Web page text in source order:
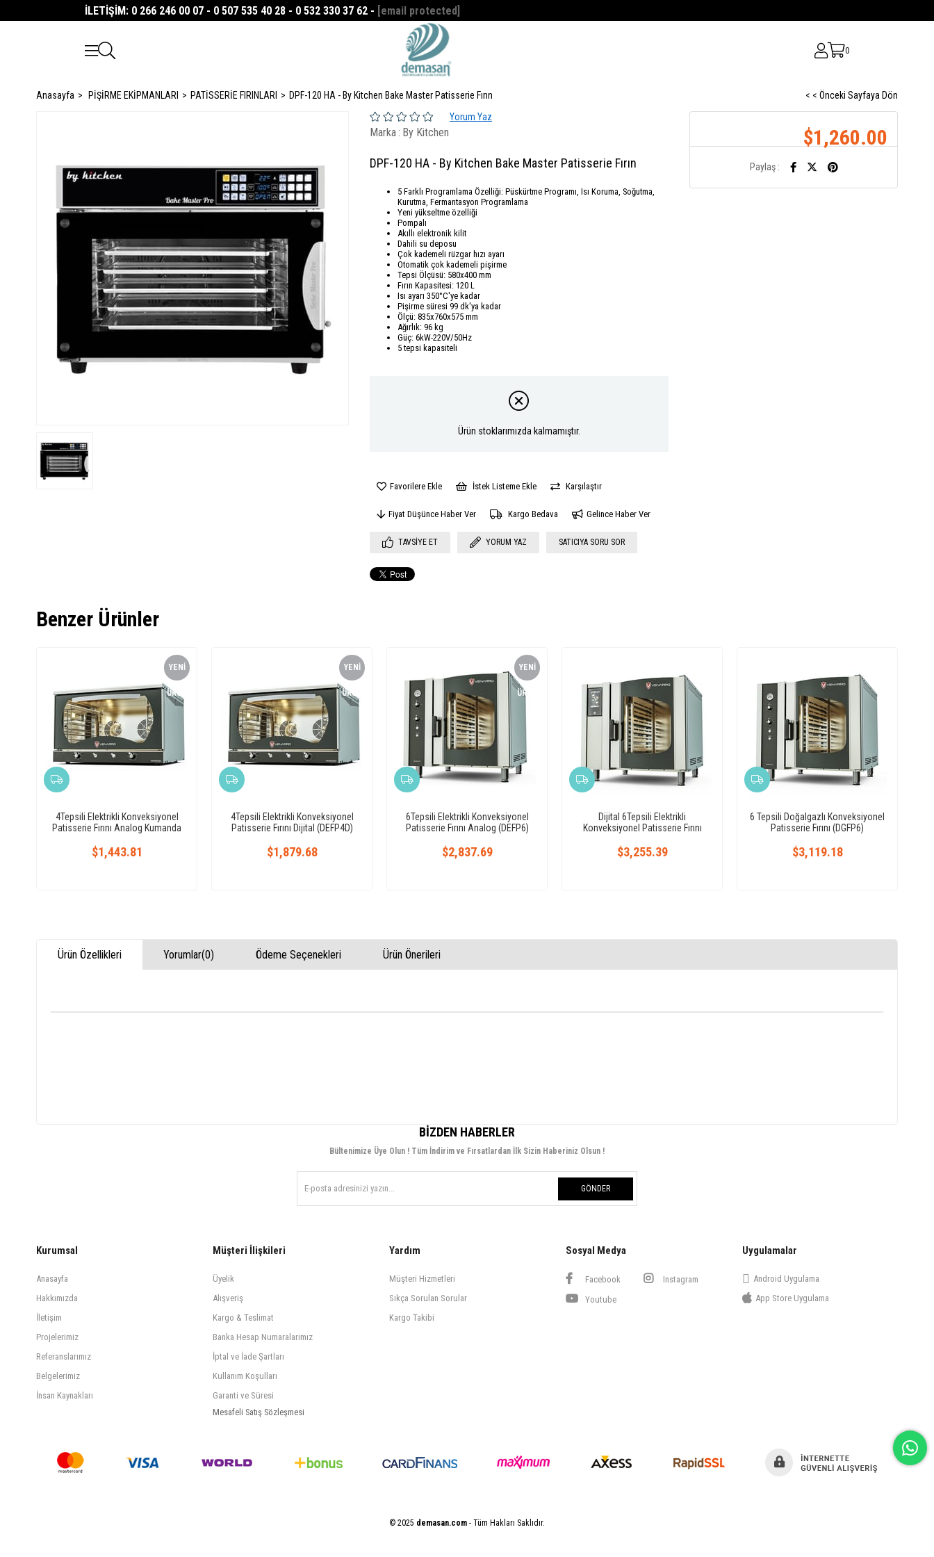
İLETİŞİM: 0 266 246 00 07 - 0 507 535 40 28 - 0 532 330 37 62 - [email protected]
0
Anasayfa PİŞİRME EKİPMANLARI PATİSSERİE FIRINLARI DPF-120 HA - By Kitchen Bake Master Patisserie Fırın
< < Önceki Sayfaya Dön
Yorum Yaz
Marka: By Kitchen
DPF-120 HA - By Kitchen Bake Master Patisserie Fırın
5 Farklı Programlama Özelliği: Püskürtme Programı, Isı Koruma, Soğutma,
Kurutma, Fermantasyon Programlama
Yeni yükseltme özelliği
Pompalı
Akıllı elektronik kilit
Dahili su deposu
Çok kademeli rüzgar hızı ayarı
Otomatik çok kademeli pişirme
Tepsi Ölçüsü: 580x400 mm
Fırın Kapasitesi: 120 L
Isı ayarı 350°C'ye kadar
Pişirme süresi 99 dk'ya kadar
Ölçü: 835x760x575 mm
Ağırlık: 96 kg
Güç: 6kW-220V/50Hz
5 tepsi kapasiteli
Ürün stoklarımızda kalmamıştır.
Favorilere Ekle İstek Listeme Ekle Karşılaştır
Fiyat Düşünce Haber Ver Kargo Bedava Gelince Haber Ver
TAVSIYE ET YORUM YAZ SATICIYA SORU SOR
$1,260.00
Paylaş :
Benzer Ürünler
4Tepsili Elektrikli Konveksiyonel
Patisserie Fırını Analog Kumanda
$1,443.81
YENI
ÜRÜN
4Tepsili Elektrikli Konveksiyonel
Patisserie Fırını Dijital (DEFP4D)
$1,879.68
YENI
ÜRÜN
6Tepsili Elektrikli Konveksiyonel
Patisserie Fırını Analog (DEFP6)
$2,837.69
YENI
ÜRÜN
Dijital 6Tepsili Elektrikli
Konveksiyonel Patisserie Fırını
$3,255.39
6 Tepsili Doğalgazlı Konveksiyonel
Patisserie Fırını (DGFP6)
$3,119.18
Ürün Özellikleri Yorumlar(0) Ödeme Seçenekleri Ürün Önerileri
BIZDEN HABERLER
Bültenimize Üye Olun ! Tüm İndirim ve Fırsatlardan İlk Sizin Haberiniz Olsun !
GÖNDER
Kurumsal
Anasayfa
Hakkımızda
İletişim
Projelerimiz
Referanslarımız
Belgelerimiz
İnsan Kaynakları
Müşteri İlişkileri
Üyelik
Alışveriş
Kargo & Teslimat
Banka Hesap Numaralarımız
İptal ve İade Şartları
Kullanım Koşulları
Garanti ve Süresi
Mesafeli Satış Sözleşmesi
Yardım
Müşteri Hizmetleri
Sıkça Sorulan Sorular
Kargo Takibi
Sosyal Medya
Facebook
Instagram
Youtube
Uygulamalar
Android Uygulama
App Store Uygulama
© 2025 demasan.com - Tüm Hakları Saklıdır.